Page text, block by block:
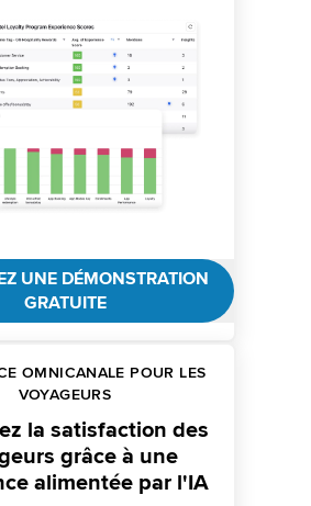
UNE DÉMONSTRATION
GRATUITE
OMNICANALE POUR LES
VOYAGEURS
la satisfaction des
grâce à une
alimentée par l'IA